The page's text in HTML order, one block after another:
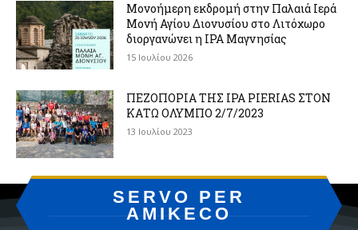
Μονοήμερη εκδρομή στην Παλαιά Ιερά
Μονή Αγίου Διονυσίου στο Λιτόχωρο
διοργανώνει η IPA Μαγνησίας
15 Ιουλίου 2026
ΠΕΖΟΠΟΡΙΑ ΤΗΣ IPA PIERIAS ΣΤΟΝ
ΚΑΤΩ ΟΛΥΜΠΟ 2/7/2023
13 Ιουλίου 2023
SERVO PER
AMIKECO